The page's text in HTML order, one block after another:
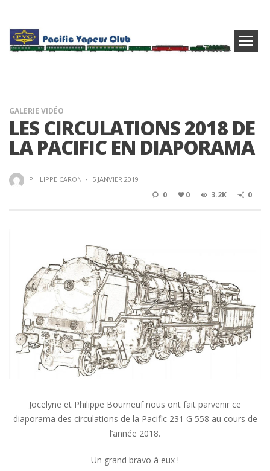
GALERIE VIDÉO
LES CIRCULATIONS 2018 DE
LA PACIFIC EN DIAPORAMA
PHILIPPE CARON · 5 JANVIER 2019
0 0 3.2K 0
Jocelyne et Philippe Bourneuf nous ont fait parvenir ce
diaporama des circulations de la Pacific 231 G 558 au cours de
l’année 2018.
Un grand bravo à eux !